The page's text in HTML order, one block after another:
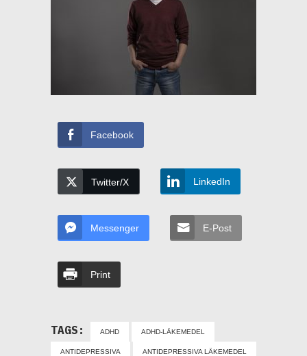
Facebook
Twitter/X LinkedIn
Messenger E-Post
Print
TAGS: ADHD ADHD-LÄKEMEDEL
ANTIDEPRESSIVA ANTIDEPRESSIVA LÄKEMEDEL